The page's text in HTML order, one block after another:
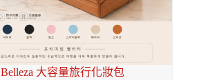
Belleza 大容量旅行化妝包